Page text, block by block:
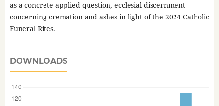
as a concrete applied question, ecclesial discernment
concerning cremation and ashes in light of the 2024 Catholic
Funeral Rites.
DOWNLOADS